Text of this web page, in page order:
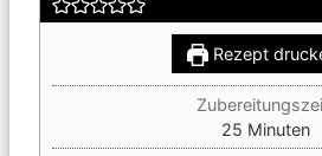
Rezept
25Minuten
Minuten